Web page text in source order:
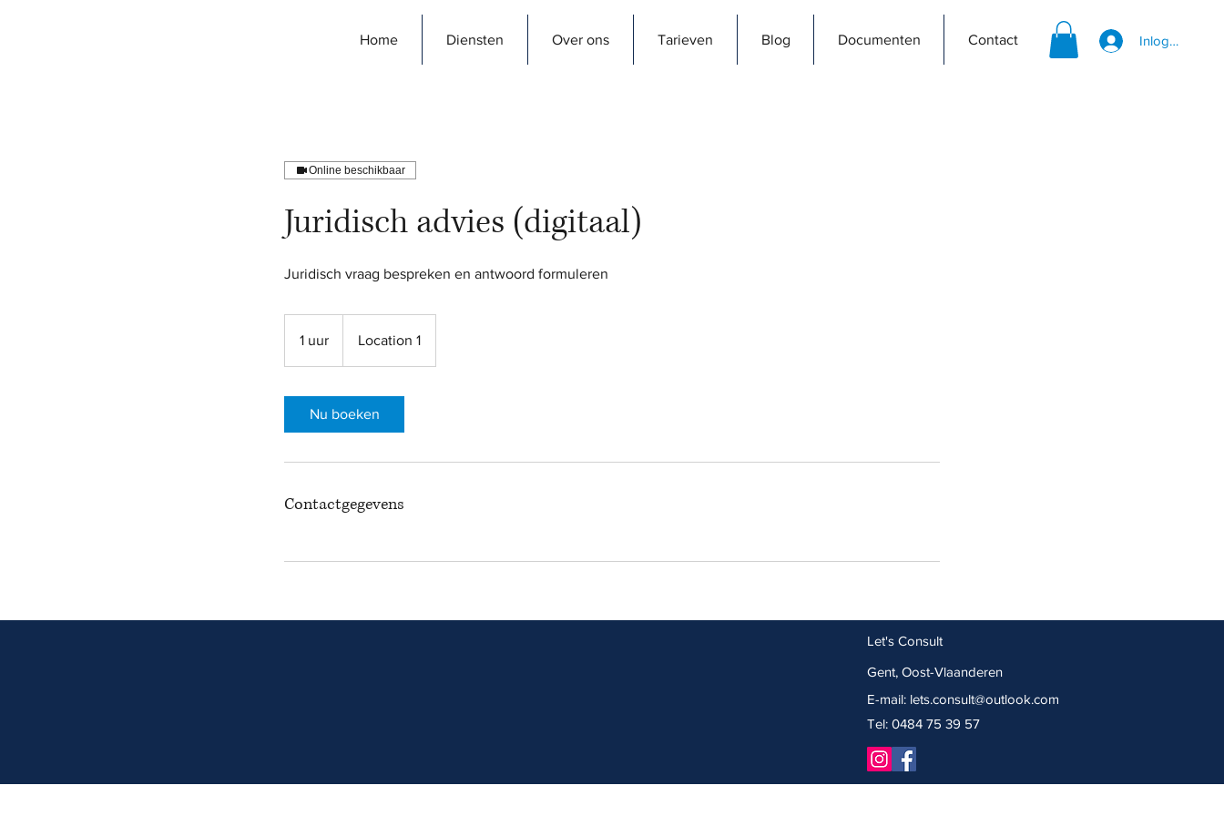
Home Diensten Over ons Tarieven Blog Documenten Contact Inloggen
Online beschikbaar
Juridisch advies (digitaal)
1 uur Location 1
Nu boeken
Contactgegevens
Let's Consult
Gent, Oost-Vlaanderen
E-mail: lets.consult@outlook.com
Tel: 0484 75 39 57